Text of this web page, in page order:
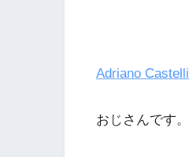
Adriano Castelli
おじさんです。